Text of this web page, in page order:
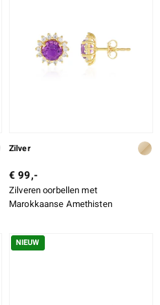
Zilver
€ 99,-
Zilveren oorbellen met
Marokkaanse Amethisten
NIEUW